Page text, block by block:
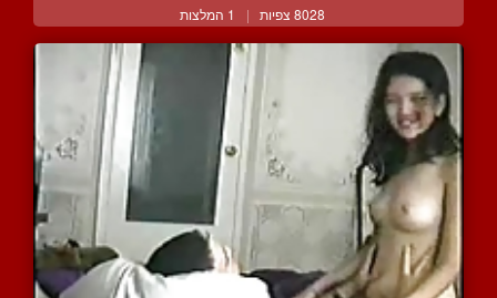
8028 צפיות | 1 המלצות